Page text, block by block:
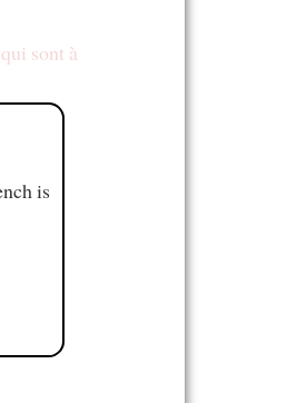
qui sont à
is